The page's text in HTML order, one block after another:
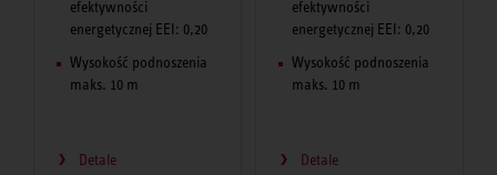
efektywności
energetycznej EEI: 0,20
Wysokość podnoszenia
maks. 10 m
Detale
efektywności
energetycznej EEI: 0,20
Wysokość podnoszenia
maks. 10 m
Detale